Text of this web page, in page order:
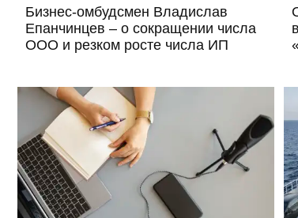
Бизнес-омбудсмен Владислав
Епанчинцев – о сокращении числа
ООО и резком росте числа ИП